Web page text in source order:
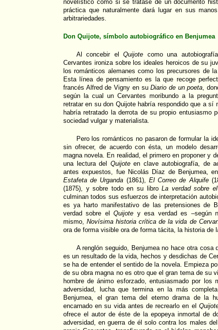
novelístico como si se tratase de un documento
práctica que naturalmente dará lugar en sus
arbitrariedades.
Don Quijote, símbolo autobiográfico en Benjumea
Al concebir elQuijote como una
Cervantes ironiza sobre los ideales heroicos de su
los románticos alemanes como los precursores de
Esta línea de pensamiento es la que recoge
francés Alfred de Vigny en suDiario de un poeta,
según la cual un Cervantes moribundo a la
retratar en su don Quijote habría respondido que a sí
habría retratado la derrota de su propio entusiasmo
sociedad vulgar y materialista.
Pero los románticos no pasaron de formular la
sin ofrecer, de acuerdo con ésta, un modelo
magna novela. En realidad, el primero en proponer y
una lectura del Quijoteen clave autobiografía, de
antes expuestos, fue Nicolás Díaz de Benjumea,
Estafeta de Urganda (1861), El Correo de Alquife
(1875), y sobre todo en su libroLa verdad sobre
culminan todos sus esfuerzos de interpretación
es ya harto manifestativo de las pretensiones de
verdad sobre elQuijote y esa verdad es –según
mismo,Novísima historia crítica de la vida de
ora de forma visible ora de forma tácita, la historia de
A renglón seguido, Benjumea no hace otra cosa
es un resultado de la vida, hechos y desdichas de
se ha de entender el sentido de la novela. Empieza
de su obra magna no es otro que el gran tema de su
hombre de ánimo esforzado, entusiasmado por los
adversidad, lucha que termina en la más
Benjumea, el gran tema del eterno drama de la
encarnado en su vida antes de recrearlo en el
ofrece el autor de éste de la epopeya inmortal de
adversidad, en guerra de él solo contra los males